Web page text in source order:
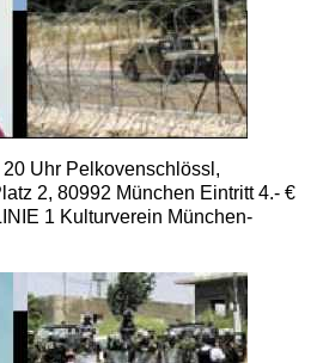
Uhr Pelkovenschlössl,
2, 80992 München Eintritt 4.- €
1 Kulturverein München-